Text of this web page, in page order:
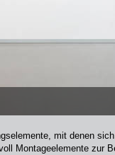
mit denen
Montageelemente zur